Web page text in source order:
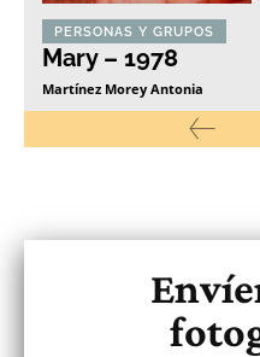
PERSONAS Y GRUPOS
Mary – 1978
Martínez Morey Antonia